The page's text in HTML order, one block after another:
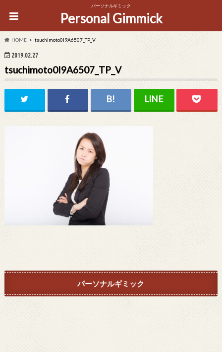
パーソナルギミック
Personal Gimmick
HOME tsuchimoto0I9A6507_TP_V
2019.02.27
tsuchimoto0I9A6507_TP_V
パーソナルギミック